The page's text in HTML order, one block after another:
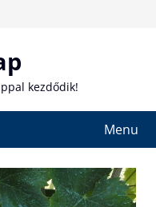
kezdődik!
Menu